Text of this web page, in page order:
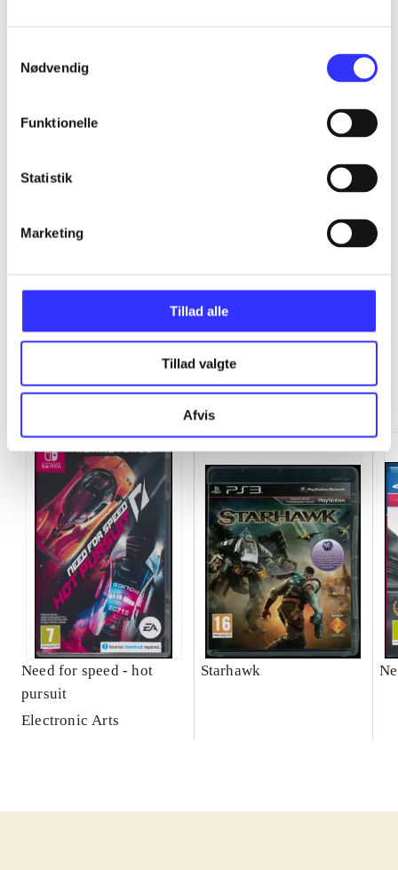
Nødvendig
Funktionelle
Statistik
Marketing
Tillad alle
Tillad valgte
Afvis
Minder om
Need for speed - hot
pursuit
Electronic Arts
Starhawk